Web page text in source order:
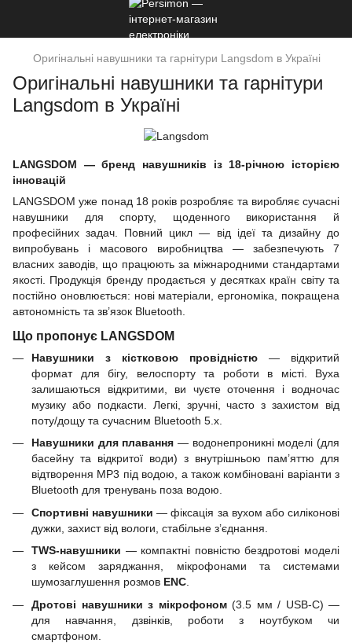
Оригінальні навушники та гарнітури Langsdom в Україні
Оригінальні навушники та гарнітури
Langsdom в Україні
LANGSDOM — бренд навушників із 18-річною історією
інновацій
LANGSDOM уже понад 18 років розробляє та виробляє сучасні
навушники для спорту, щоденного використання й
професійних задач. Повний цикл — від ідеї та дизайну до
випробувань і масового виробництва — забезпечують 7
власних заводів, що працюють за міжнародними стандартами
якості. Продукція бренду продається у десятках країн світу та
постійно оновлюється: нові матеріали, ергономіка, покращена
автономність та зв’язок Bluetooth.
Що пропонує LANGSDOM
Навушники з кістковою провідністю — відкритий
формат для бігу, велоспорту та роботи в місті. Вуха
залишаються відкритими, ви чуєте оточення і водночас
музику або подкасти. Легкі, зручні, часто з захистом від
поту/дощу та сучасним Bluetooth 5.x.
Навушники для плавання — водонепроникні моделі (для
басейну та відкритої води) з внутрішньою пам’яттю для
відтворення MP3 під водою, а також комбіновані варіанти з
Bluetooth для тренувань поза водою.
Спортивні навушники — фіксація за вухом або силіконові
дужки, захист від вологи, стабільне з’єднання.
TWS-навушники — компактні повністю бездротові моделі
з кейсом заряджання, мікрофонами та системами
шумозаглушення розмов ENC.
Дротові навушники з мікрофоном(3.5 мм / USB-C) —
для навчання, дзвінків, роботи з ноутбуком чи
смартфоном.